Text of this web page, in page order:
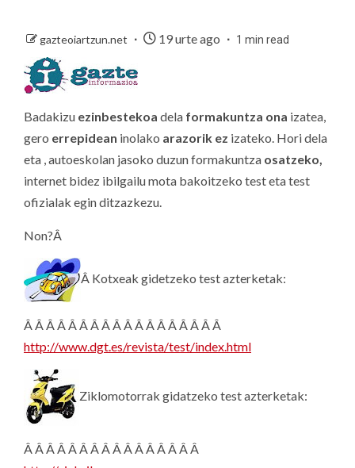
gazteoiartzun.net 19 urte ago 1 min read
Badakizu ezinbestekoa dela formakuntza ona izatea,
gero errepidean inolako arazorik ez izateko. Hori dela
eta , autoeskolan jasoko duzun formakuntza osatzeko,
internet bidez ibilgailu mota bakoitzeko test eta test
ofizialak egin ditzazkezu.
Non?Â
Â Kotxeak gidetzeko test azterketak:
Â Â Â Â Â Â Â Â Â Â Â Â Â Â Â Â Â Â
http://www.dgt.es/revista/test/index.html
Ziklomotorrak gidatzeko test azterketak:
Â Â Â Â Â Â Â Â Â Â Â Â Â Â Â Â